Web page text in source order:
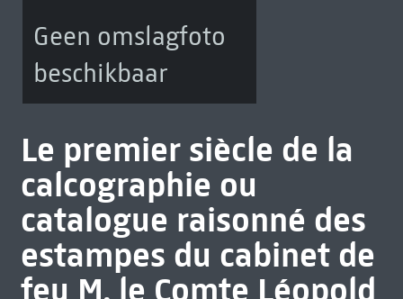
Geen omslagfoto
beschikbaar
Le premier siècle de la
calcographie ou
catalogue raisonné des
estampes du cabinet de
feu M. le Comte Léopold